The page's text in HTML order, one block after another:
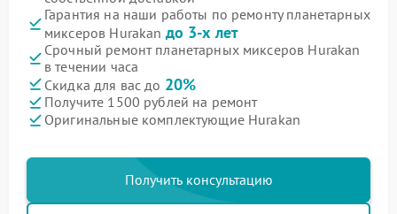
Гарантия на наши работы по ремонту планетарных
миксеров Hurakan до 3-х лет
Срочный ремонт планетарных миксеров Hurakan
в течении часа
Скидка для вас до 20%
Получите 1500 рублей на ремонт
Оригинальные комплектующие Hurakan
Получить консультацию